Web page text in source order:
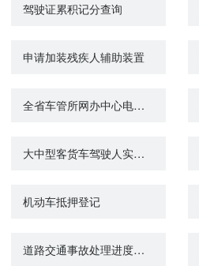
驾驶证累积记分查询
申请加装残疾人辅助装置
全省车管所网办中心电话查询
大中型客货车驾驶人实习期满考试
机动车抵押登记
道路交通事故处理进度网上查询